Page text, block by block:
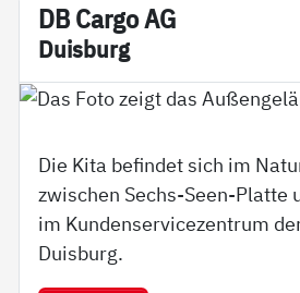
DB Car­go AG
Duis­burg
Die Kita befindet sich im
zwischen Sechs-Seen-Platte
im Kundenservicezentrum
Duisburg.